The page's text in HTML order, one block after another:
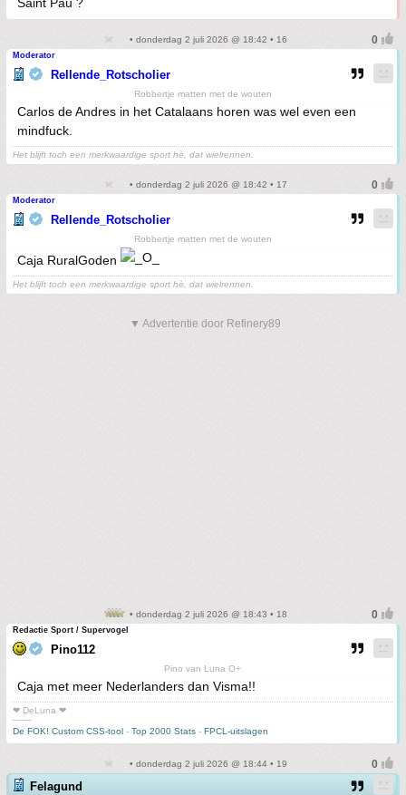
• donderdag 2 juli 2026 @ 18:42 • 16
Moderator
Rellende_Rotscholier
Robbertje matten met de wouten
Carlos de Andres in het Catalaans horen was wel even een
mindfuck.
Het blijft toch een merkwaardige sport hè, dat wielrennen.
• donderdag 2 juli 2026 @ 18:42 • 17
Moderator
Rellende_Rotscholier
Robbertje matten met de wouten
Caja RuralGoden
Het blijft toch een merkwaardige sport hè, dat wielrennen.
▼ Advertentie door Refinery89
• donderdag 2 juli 2026 @ 18:43 • 18
Redactie Sport / Supervogel
Pino112
Pino van Luna O+
Caja met meer Nederlanders dan Visma!!
❤ DeLuna ❤
-------
De FOK! Custom CSS-tool - Top 2000 Stats - FPCL-uitslagen
• donderdag 2 juli 2026 @ 18:44 • 19
Felagund